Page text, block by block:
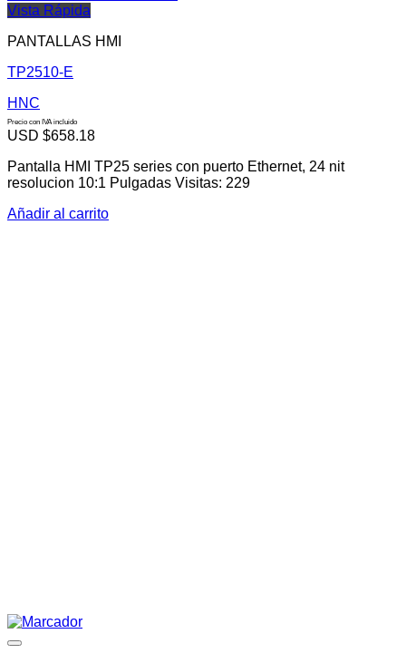
Vista Rápida
PANTALLAS HMI
TP2510-E
HNC
Precio con IVA incluido
USD $658.18
Pantalla HMI TP25 series con puerto Ethernet, 24 nit
resolucion 10:1 Pulgadas Visitas: 229
Añadir al carrito